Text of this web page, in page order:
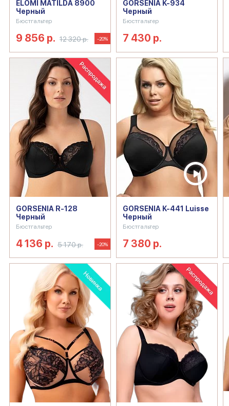
ELOMI MATILDA 8900
Черный
Бюстгальтер
9 856 р. 12 320 р. -20%
GORSENIA K-934
Черный
Бюстгальтер
7 430 р.
GORSENIA R-128
Черный
Бюстгальтер
4 136 р. 5 170 р. -20%
GORSENIA K-441 Luisse
Черный
Бюстгальтер
7 380 р.